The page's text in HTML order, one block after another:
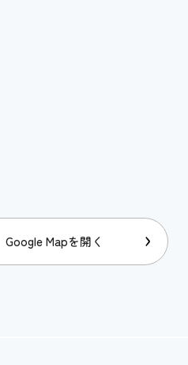
×
Google Mapを開く